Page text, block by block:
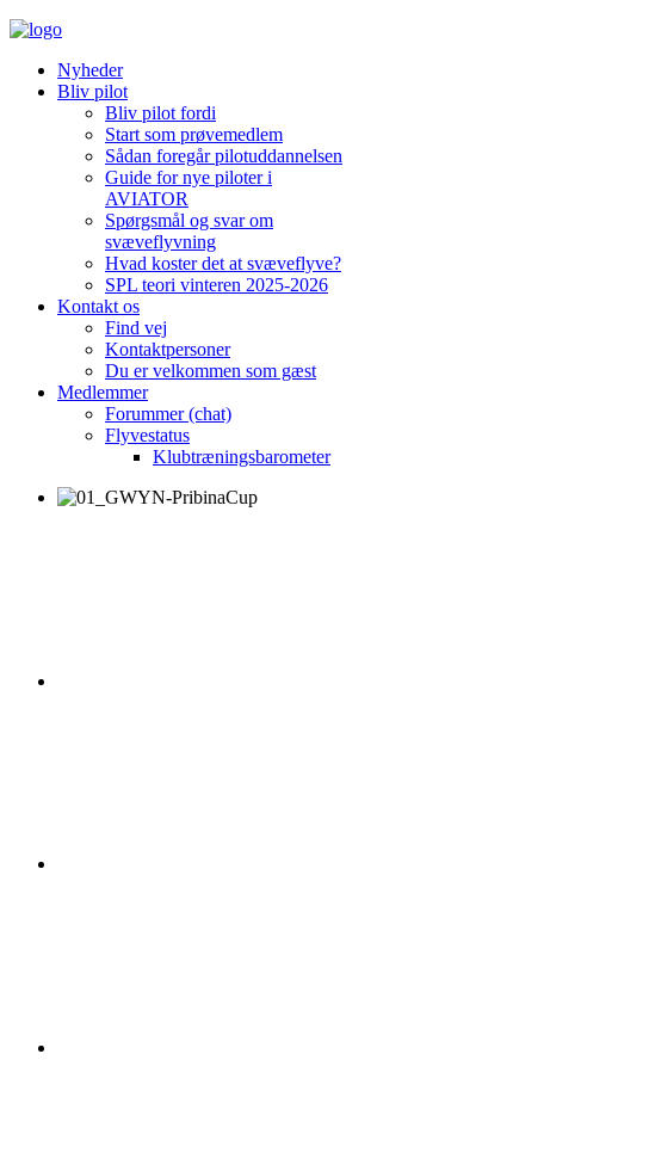
Nyheder
Bliv pilot
Bliv pilot fordi
Start som prøvemedlem
Sådan foregår pilotuddannelsen
Guide for nye piloter i
AVIATOR
Spørgsmål og svar om
svæveflyvning
Hvad koster det at svæveflyve?
SPL teori vinteren 2025-2026
Kontakt os
Find vej
Kontaktpersoner
Du er velkommen som gæst
Medlemmer
Forummer (chat)
Flyvestatus
Klubtræningsbarometer